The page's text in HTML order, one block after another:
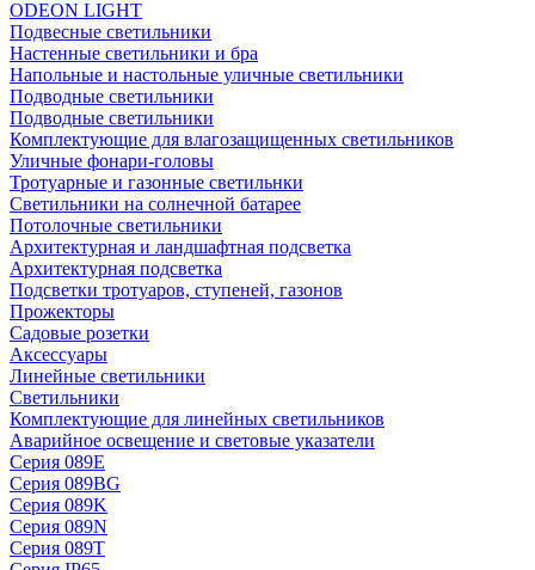
ODEON LIGHT
Подвесные светильники
Настенные светильники и бра
Напольные и настольные уличные светильники
Подводные светильники
Подводные светильники
Комплектующие для влагозащищенных светильников
Уличные фонари-головы
Тротуарные и газонные светильнки
Светильники на солнечной батарее
Потолочные светильники
Архитектурная и ландшафтная подсветка
Архитектурная подсветка
Подсветки тротуаров, ступеней, газонов
Прожекторы
Садовые розетки
Аксессуары
Линейные светильники
Светильники
Комплектующие для линейных светильников
Аварийное освещение и световые указатели
Серия 089E
Серия 089BG
Серия 089K
Серия 089N
Серия 089T